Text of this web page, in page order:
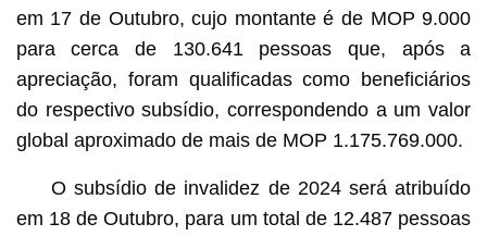
em 17 de Outubro, cujo montante é de MOP 9.000
para cerca de 130.641 pessoas que, após a
apreciação, foram qualificadas como beneficiários
do respectivo subsídio, correspondendo a um valor
global aproximado de mais de MOP 1.175.769.000.
O subsídio de invalidez de 2024 será atribuído
em 18 de Outubro, para um total de 12.487 pessoas